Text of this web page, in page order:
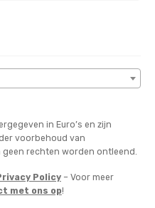
in Euro’s en zijn
voorbehoud van
rechten worden ontleend.
Policy– Voor meer
met ons op!